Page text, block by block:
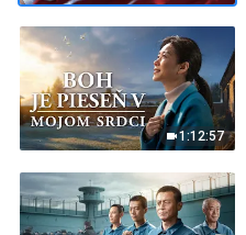
1:12:57